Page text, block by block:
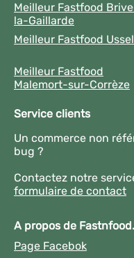
Meilleur Fastfood
la-Gaillarde
Meilleur Fastfood Ussel
Meilleur Fastfood
Malemort-sur-Corrèze
Service clients
Un commerce non
bug ?
Contactez notre
formulaire de contact
A propos de
Page Facebok